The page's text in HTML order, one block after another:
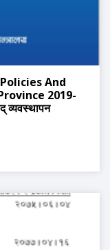
And
2019-
व्यवस्थापन